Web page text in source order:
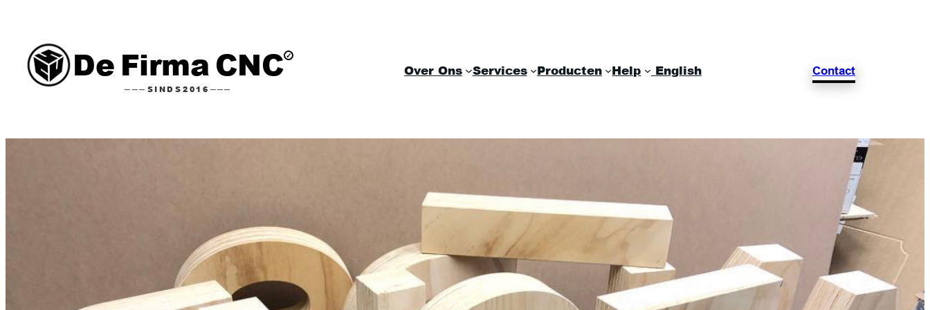
inhoud
De Firma CNC Over Ons Services Producten Help English Contact